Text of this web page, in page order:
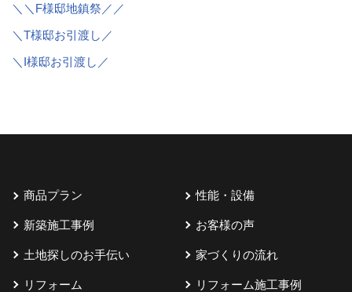
＼＼F様邸地鎮祭／／
＼T様邸お引渡し／
＼I様邸お引渡し／
商品プラン 性能・設備
新築施工事例 お客様の声
土地探しのお手伝い 家づくりの流れ
リフォーム リフォーム施工事例